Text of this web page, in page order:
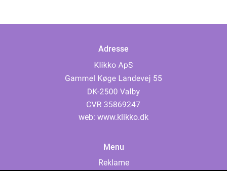
Adresse
web: www.klikko.dk
Menu
Reklame